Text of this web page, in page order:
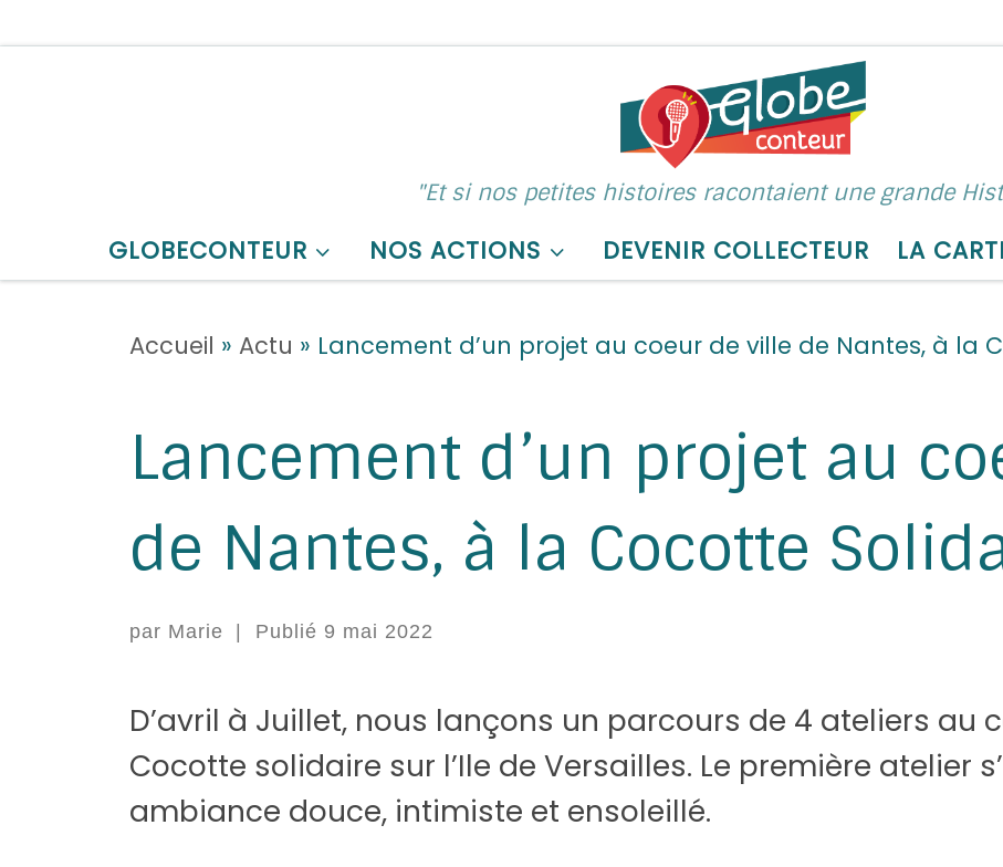
Skip to content
"Et si nos petites histoires racontaient une grande
GLOBECONTEUR NOS ACTIONS DEVENIR COLLECTEUR LA
Accueil » Actu » Lancement d’un projet au coeur de ville de Nantes, à la
Lancement d’un projet au
de Nantes, à la Cocotte
par Marie | Publié 9 mai 2022
D’avril à Juillet, nous lançons un parcours de 4 ateliers au
Cocotte solidaire sur l’Ile de Versailles. Le première atelier
ambiance douce, intimiste et ensoleillé.